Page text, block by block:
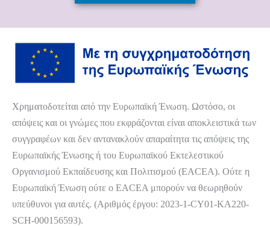
Χρηματοδοτείται από την Ευρωπαϊκή Ένωση. Ωστόσο, οι
απόψεις και οι γνώμες που εκφράζονται είναι αποκλειστικά των
συγγραφέων και δεν αντανακλούν απαραίτητα τις απόψεις της
Ευρωπαϊκής Ένωσης ή του Ευρωπαϊκού Εκτελεστικού
Οργανισμού Εκπαίδευσης και Πολιτισμού (EACEA). Ούτε η
Ευρωπαϊκή Ένωση ούτε ο EACEA μπορούν να θεωρηθούν
υπεύθυνοι για αυτές. (Αριθμός έργου: 2023-1-CY01-KA220-
SCH-000156593).